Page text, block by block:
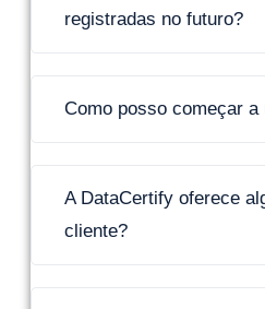
registradas no futuro?
Como posso começar
A DataCertify oferece
cliente?